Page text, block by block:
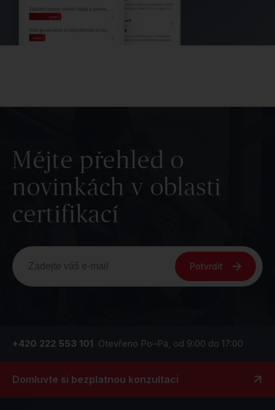
Mějte přehled o
novinkách v oblasti
certifikací
Potvrdit
+420 222 553 101 Otevřeno Po–Pá, od 9:00 do 17:00
Domluvte si bezplatnou konzultaci